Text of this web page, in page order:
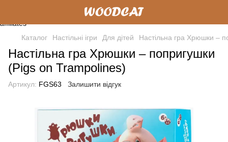
Каталог Настільні ігри Для дітей Настільна гра Хрюшки –
Настільна гра Хрюшки – попригушки
(Pigs on Trampolines)
Артикул: FGS63 Залишити відгук